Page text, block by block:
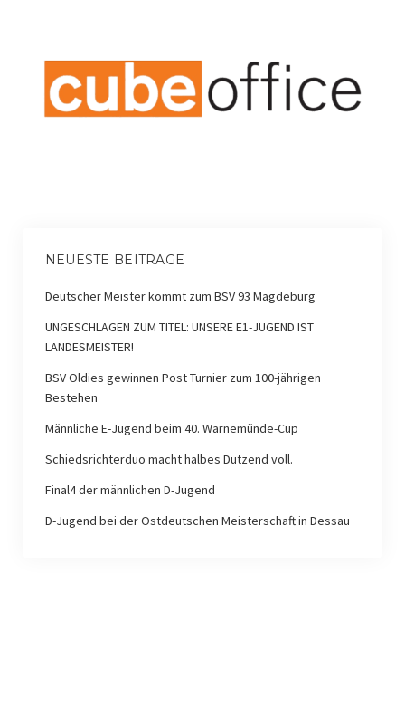
NEUESTE BEITRÄGE
Deutscher Meister kommt zum BSV 93 Magdeburg
UNGESCHLAGEN ZUM TITEL: UNSERE E1-JUGEND IST
LANDESMEISTER!
BSV Oldies gewinnen Post Turnier zum 100-jährigen
Bestehen
Männliche E-Jugend beim 40. Warnemünde-Cup
Schiedsrichterduo macht halbes Dutzend voll.
Final4 der männlichen D-Jugend
D-Jugend bei der Ostdeutschen Meisterschaft in Dessau